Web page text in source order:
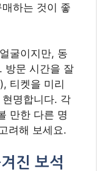
하는 것이 좋
굴이지만, 동
방문 시간을 잘
티켓을 미리
명합니다. 각
만한 다른 명
려해 보세요.
진 보석